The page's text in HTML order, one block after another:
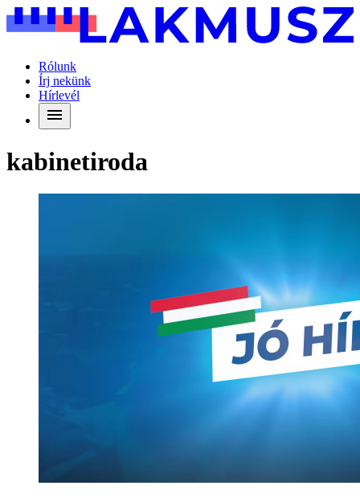
Rólunk
Írj nekünk
Hírlevél
kabinetiroda